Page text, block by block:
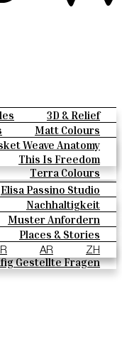
3D & Relief
Parquet Bisque
Elisa Passino
Paulo Vale
Matt Colours
Special Firing
Blends
Terra Colours
Weave Anatomy
This Is Freedom
Elisa Passino Studio
Paulo Vale
Nachhaltigkeit
Vermächtnis
Muster Anfordern
Kaufmöglichkeiten
Spezifikationen
Gestellte Fragen
Places & Stories
& Culture
AR ZH